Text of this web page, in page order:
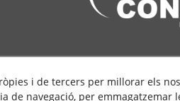
i de tercers per millorar els
de navegació, per